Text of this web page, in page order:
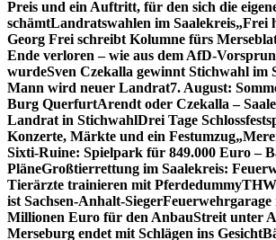
Preis und ein Auftritt, für den sich die
schämtLandratswahlen im Saalekreis„Frei
Georg Frei schreibt Kolumne fürs
Ende verloren – wie aus dem AfD-
wurdeSven Czekalla gewinnt Stichwahl im
Mann wird neuer Landrat7. August:
Burg QuerfurtArendt oder Czekalla –
Landrat in StichwahlDrei Tage
Konzerte, Märkte und ein Festumzug
Sixti-Ruine: Spielpark für 849.000 Euro –
PläneGroßtierrettung im Saalekreis:
Tierärzte trainieren mit Pferdedummy
ist Sachsen-Anhalt-Sieger
Millionen Euro für den AnbauStreit unter
Merseburg endet mit Schlägen ins Gesicht